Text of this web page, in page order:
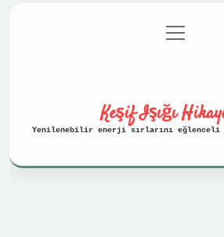
Gizlilik
menüyü
aç
Keşif Işığı
Yenilenebilir enerji sırlarını